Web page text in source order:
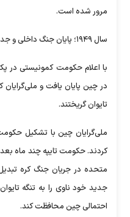
مرور شده است.
سال ۱۹۴۹؛ پایان جنگ داخلی و جدایی تایوان از چین
با اعلام حکومت کمونیستی در
در چین پایان یافت و
تایوان گریختند.
ملی‌گرایان چین با تشکیل
متحده در جریان جنگ کره
جدید خود ناوی را به تنگه
احتمالی چین محافظت کند.